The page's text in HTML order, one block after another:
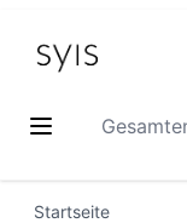
Gesamten
Startseite